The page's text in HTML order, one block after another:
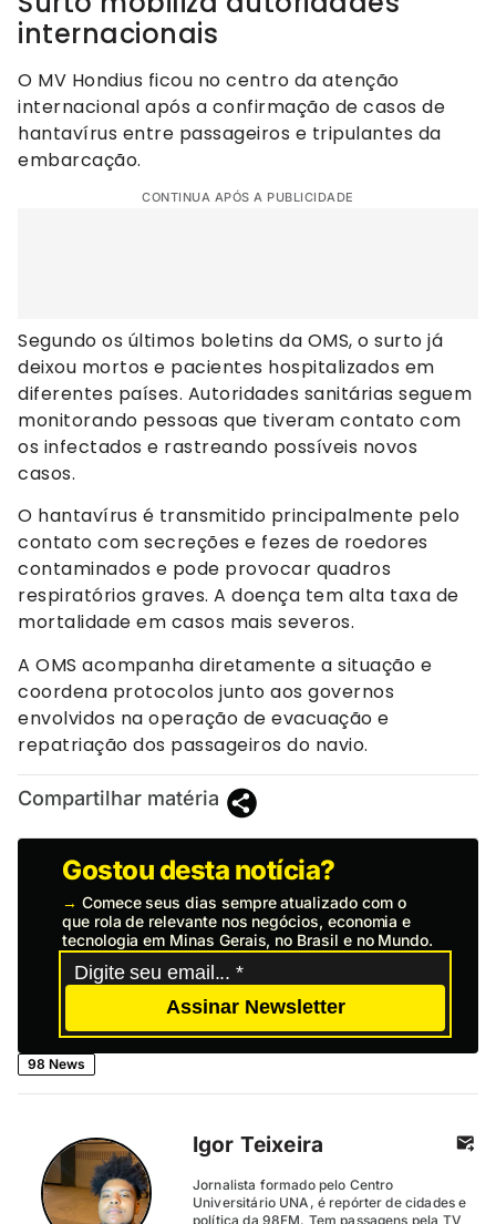
internacionais
O MV Hondius ficou no centro da atenção
internacional após a confirmação de casos de
hantavírus entre passageiros e tripulantes da
embarcação.
CONTINUA APÓS A PUBLICIDADE
Segundo os últimos boletins da OMS, o surto já
deixou mortos e pacientes hospitalizados em
diferentes países. Autoridades sanitárias seguem
monitorando pessoas que tiveram contato com
os infectados e rastreando possíveis novos
casos.
O hantavírus é transmitido principalmente pelo
contato com secreções e fezes de roedores
contaminados e pode provocar quadros
respiratórios graves. A doença tem alta taxa de
mortalidade em casos mais severos.
A OMS acompanha diretamente a situação e
coordena protocolos junto aos governos
envolvidos na operação de evacuação e
repatriação dos passageiros do navio.
Compartilhar matéria
Gostou desta notícia?
→ Comece seus dias sempre atualizado com o
que rola de relevante nos negócios, economia e
tecnologia em Minas Gerais, no Brasil e no Mundo.
Assinar Newsletter
98 News
Igor Teixeira
Jornalista formado pelo Centro
Universitário UNA, é repórter de cidades e
política da 98FM. Tem passagens pela TV